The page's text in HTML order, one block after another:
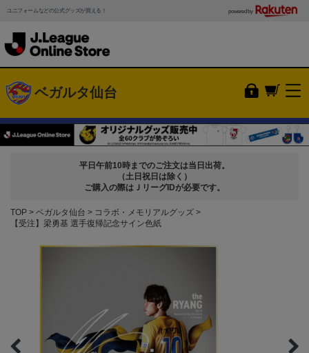
ユニフォームなどの公式グッズが買える！ powered by
ベガルタ仙台
平日午前10時までのご注文は当日出荷。
（土日祝日は除く）
ご購入の際はＪリーグIDが必要です。
TOP ベガルタ仙台
コラボ・メモリアルグッズ
【受注】梁勇基 選手復帰記念サイン色紙